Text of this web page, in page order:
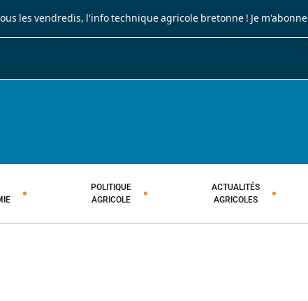
les vendredis, l'info technique agricole bretonne ! Je m'abonne
POLITIQUE
AGRICOLE
ACTUALITÉS
AGRICOLES